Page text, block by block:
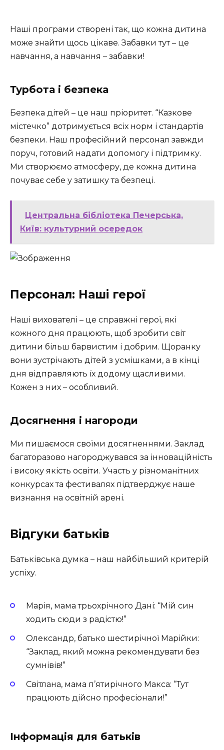
Наші програми створені так, що кожна дитина
може знайти щось цікаве. Забавки тут – це
навчання, а навчання – забавки!
Турбота і безпека
Безпека дітей – це наш пріоритет. “Казкове
містечко” дотримується всіх норм і стандартів
безпеки. Наш професійний персонал завжди
поруч, готовий надати допомогу і підтримку.
Ми створюємо атмосферу, де кожна дитина
почуває себе у затишку та безпеці.
Центральна бібліотека Печерська,
Київ: культурний осередок
Персонал: Наші герої
Наші вихователі – це справжні герої, які
кожного дня працюють, щоб зробити світ
дитини більш барвистим і добрим. Щоранку
вони зустрічають дітей з усмішками, а в кінці
дня відправляють їх додому щасливими.
Кожен з них – особливий.
Досягнення і нагороди
Ми пишаємося своїми досягненнями. Заклад
багаторазово нагороджувався за інноваційність
і високу якість освіти. Участь у різноманітних
конкурсах та фестивалях підтверджує наше
визнання на освітній арені.
Відгуки батьків
Батьківська думка – наш найбільший критерій
успіху.
Марія, мама трьохрічного Дані: “Мій син
ходить сюди з радістю!”
Олександр, батько шестирічної Марійки:
“Заклад, який можна рекомендувати без
сумнівів!”
Світлана, мама п’ятирічного Макса: “Тут
працюють дійсно професіонали!”
Інформація для батьків